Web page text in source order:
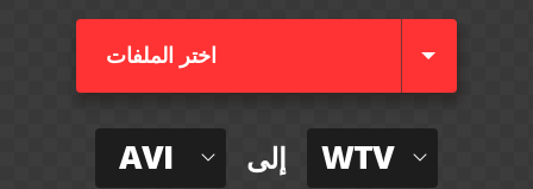
اختر الملفات
AVI إلى WTV